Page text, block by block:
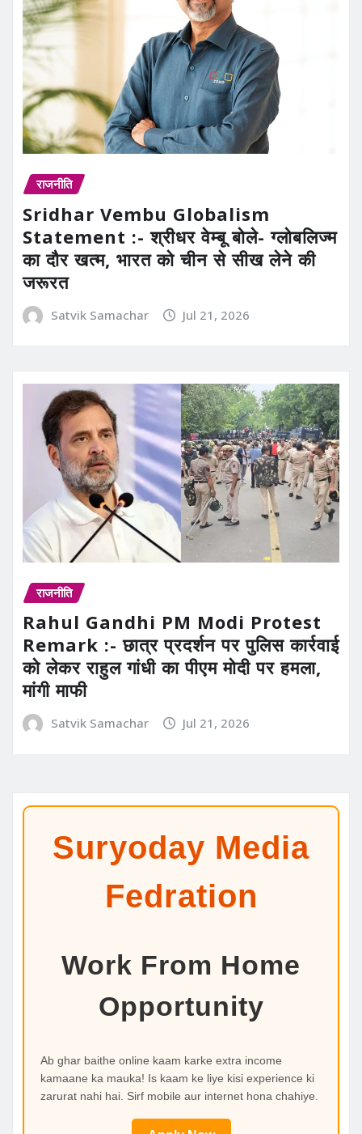
राजनीति
Sridhar Vembu Globalism
Statement :- श्रीधर वेम्बू बोले- ग्लोबलिज्म
का दौर खत्म, भारत को चीन से सीख लेने की
जरूरत
Satvik Samachar Jul 21, 2026
राजनीति
Rahul Gandhi PM Modi Protest
Remark :- छात्र प्रदर्शन पर पुलिस कार्रवाई
को लेकर राहुल गांधी का पीएम मोदी पर हमला,
मांगी माफी
Satvik Samachar Jul 21, 2026
Suryoday Media
Fedration
Work From Home
Opportunity
Ab ghar baithe online kaam karke extra income
kamaane ka mauka! Is kaam ke liye kisi experience ki
zarurat nahi hai. Sirf mobile aur internet hona chahiye.